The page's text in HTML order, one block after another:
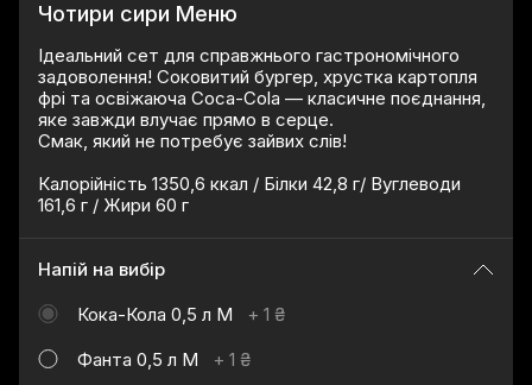
Чотири сири Меню
Ідеальний сет для справжнього гастрономічного
задоволення! Соковитий бургер, хрустка картопля
фрі та освіжаюча Coca-Cola — класичне поєднання,
яке завжди влучає прямо в серце.
Смак, який не потребує зайвих слів!
Калорійність 1350,6 ккал / Білки 42,8 г/ Вуглеводи
161,6 г / Жири 60 г
Напій на вибір
Кока-Кола 0,5 л М
+ 1 ₴
Фанта 0,5 л М
+ 1 ₴